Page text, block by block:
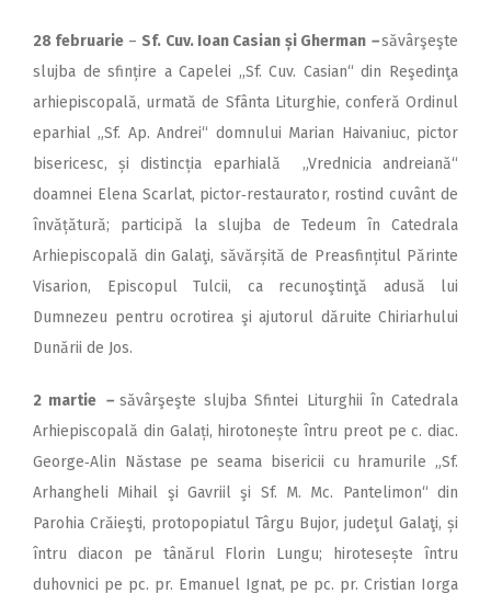
28 februarie – Sf. Cuv. Ioan Casian și Gherman –săvârşeşte
slujba de sfințire a Capelei ,,Sf. Cuv. Casian“ din Reşedinţa
arhiepiscopală, urmată de Sfânta Liturghie, conferă Ordinul
eparhial „Sf. Ap. Andrei“ domnului Marian Haivaniuc, pictor
bisericesc, și distincția eparhială „Vrednicia andreiană“
doamnei Elena Scarlat, pictor‑restaurator, rostind cuvânt de
învățătură; participă la slujba de Tedeum în Catedrala
Arhiepiscopală din Galaţi, săvărșită de Preasfințitul Părinte
Visarion, Episcopul Tulcii, ca recunoştinţă adusă lui
Dumnezeu pentru ocrotirea şi ajutorul dăruite Chiriarhului
Dunării de Jos.
2 martie – săvârşeşte slujba Sfintei Liturghii în Catedrala
Arhiepiscopală din Galați, hirotonește întru preot pe c. diac.
George‑Alin Năstase pe seama bisericii cu hramurile „Sf.
Arhangheli Mihail şi Gavriil şi Sf. M. Mc. Pantelimon“ din
Parohia Crăieşti, protopopiatul Târgu Bujor, judeţul Galaţi, și
întru diacon pe tânărul Florin Lungu; hirotesește întru
duhovnici pe pc. pr. Emanuel Ignat, pe pc. pr. Cristian Iorga